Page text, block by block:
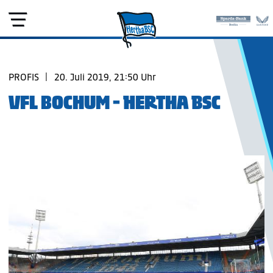
PROFIS 20. Juli 2019, 21:50 Uhr
VFL BOCHUM - HERTHA BSC